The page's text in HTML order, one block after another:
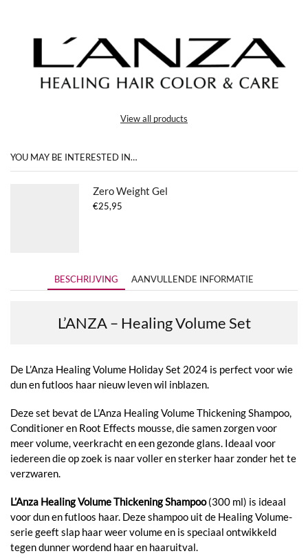
View all products
YOU MAY BE INTERESTED IN…
Zero Weight Gel
€25,95
BESCHRIJVING AANVULLENDE INFORMATIE
L’ANZA – Healing Volume Set
De L’Anza Healing Volume Holiday Set 2024 is perfect voor wie
dun en futloos haar nieuw leven wil inblazen.
Deze set bevat de L’Anza Healing Volume Thickening Shampoo,
Conditioner en Root Effects mousse, die samen zorgen voor
meer volume, veerkracht en een gezonde glans. Ideaal voor
iedereen die op zoek is naar voller en sterker haar zonder het te
verzwaren.
L’Anza Healing Volume Thickening Shampoo(300 ml) is ideaal
voor dun en futloos haar. Deze shampoo uit de Healing Volume-
serie geeft slap haar weer volume en is speciaal ontwikkeld
tegen dunner wordend haar en haaruitval.